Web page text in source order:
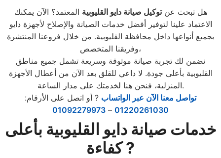
هل تبحث عنتوكيل صيانة دايو القليوبية المعتمد؟ الآن يمكنك
الاعتماد علينا لتوفير أفضل خدمات الصيانة والإصلاح لأجهزة دايو
بجميع أنواعها داخل محافظة القليوبية. من خلال فروعنا المنتشرة
وفريقنا المتخصص،
نضمن لك تجربة صيانة موثوقة وسريعة تشمل جميع مناطق
القليوبية بأعلى جودة. لا داعي للقلق بعد الآن من أعطال الأجهزة
المنزلية، فنحن هنا لخدمتك على مدار الساعة.
تواصل معنا الآن عبر الواتساب ? أو اتصل على الأرقام:
01220261030
–
01092279973
خدمات صيانة دايو القليوبية بأعلى
كفاءة ?